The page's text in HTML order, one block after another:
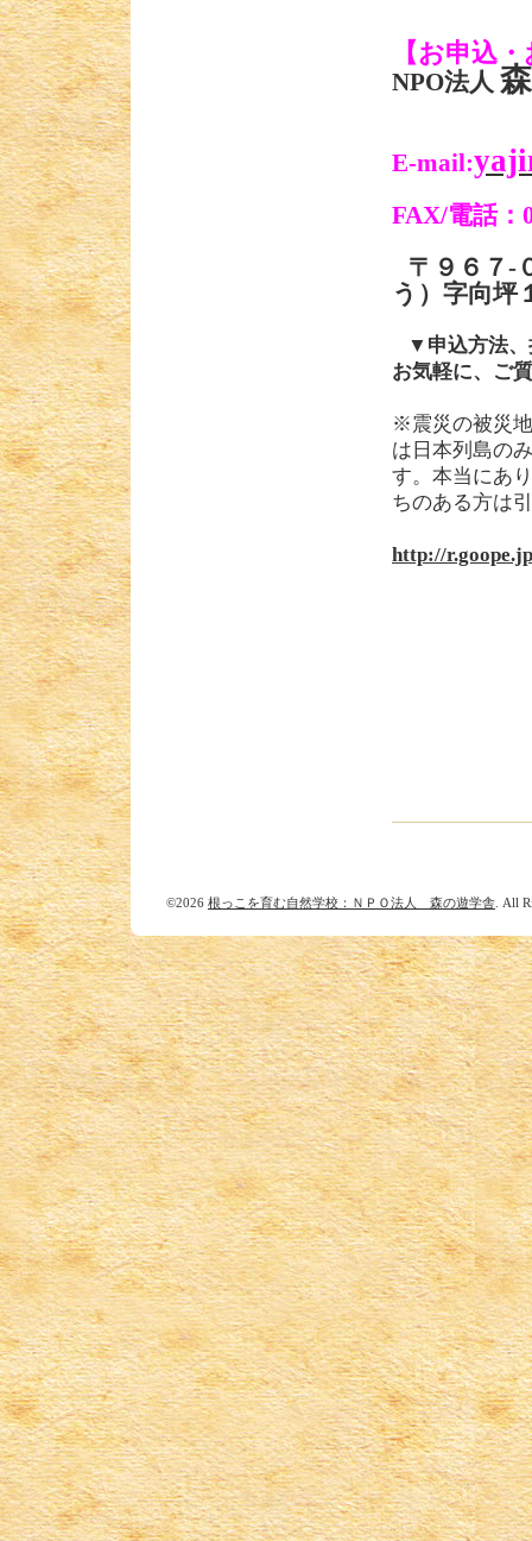
【お申込
NPO法人
E-mail:
FAX/電話：
〒９６７-
う）字向
▼申込方法、
お気軽に、ご
※震災の被災
は日本列島の
す。本当にあ
ちのある方は
http://
©2026 根っこを育む自然学校：ＮＰＯ法人 森の遊学舎 . All